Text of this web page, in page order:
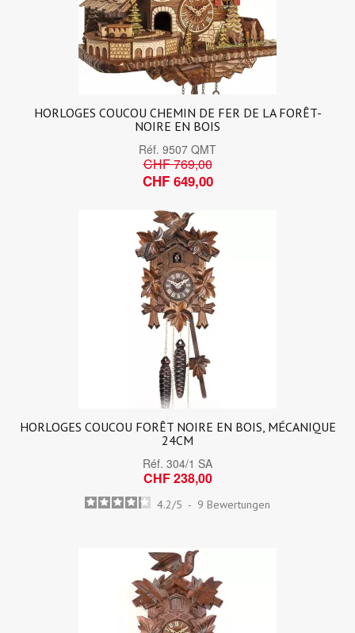
HORLOGES COUCOU CHEMIN DE FER DE LA FORÊT-
NOIRE EN BOIS
Réf. 9507 QMT
CHF 769,00
CHF 649,00
HORLOGES COUCOU FORÊT NOIRE EN BOIS, MÉCANIQUE
24CM
Réf. 304/1 SA
CHF 238,00
4.2/5 - 9 Bewertungen